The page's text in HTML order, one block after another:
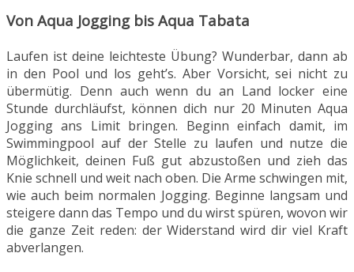
Von Aqua Jogging bis Aqua Tabata
Laufen ist deine leichteste Übung? Wunderbar, dann ab
in den Pool und los geht’s. Aber Vorsicht, sei nicht zu
übermütig. Denn auch wenn du an Land locker eine
Stunde durchläufst, können dich nur 20 Minuten Aqua
Jogging ans Limit bringen. Beginn einfach damit, im
Swimmingpool auf der Stelle zu laufen und nutze die
Möglichkeit, deinen Fuß gut abzustoßen und zieh das
Knie schnell und weit nach oben. Die Arme schwingen mit,
wie auch beim normalen Jogging. Beginne langsam und
steigere dann das Tempo und du wirst spüren, wovon wir
die ganze Zeit reden: der Widerstand wird dir viel Kraft
abverlangen.